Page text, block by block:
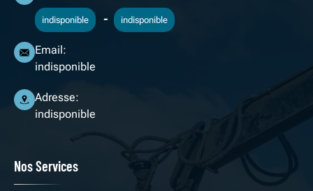
indisponible - indisponible
Email:
indisponible
Adresse:
indisponible
Nos Services